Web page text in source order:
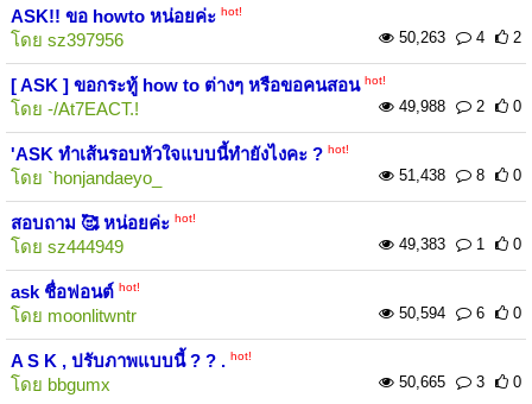
ASK!! ขอ howto หน่อยค่ะ hot!
โดย sz397956 50,263 4 2
[ ASK ] ขอกระทู้ how to ต่างๆ หรือขอคนสอน hot!
โดย -/At7EACT.! 49,988 2 0
'ASK ทำเส้นรอบหัวใจแบบนี้ทำยังไงคะ ? hot!
โดย `honjandaeyo_ 51,438 8 0
สอบถาม 🥰 หน่อยค่ะ hot!
โดย sz444949 49,383 1 0
ask ชื่อฟอนต์ hot!
โดย moonlitwntr 50,594 6 0
A S K , ปรับภาพแบบนี้ ? ? . hot!
โดย bbgumx 50,665 3 0